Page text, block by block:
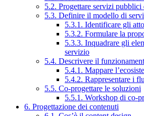
5.2. Progettare servizi pubblici
5.3. Definire il modello di
5.3.1. Identificare gli
5.3.2. Formulare la
5.3.3. Inquadrare gli
servizio
5.4. Descrivere il
5.4.1. Mappare
5.4.2. Rappresentare i
5.5. Co-progettare le soluzioni
5.5.1. Workshop di co-
6. Progettazione dei contenuti